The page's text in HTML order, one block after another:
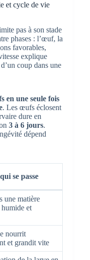
et cycle de vie
pas à son stade
phases : l’œuf, la
favorables,
explique
coup dans une
en une seule fois
. Les œufs éclosent
dure en
3 à 6 jours.
dépend
se passe
une matière
et
nourrit
et grandit vite